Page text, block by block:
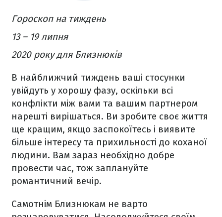
Гороскоп на тиждень
13 – 19 липня
2020 року для Близнюків
В найближчий тиждень ваші стосунки
увійдуть у хорошу фазу, оскільки всі
конфлікти між вами та вашим партнером
нарешті вирішаться. Ви зробите своє життя
ще кращим, якщо заспокоїтесь і виявите
більше інтересу та прихильності до коханої
людини. Вам зараз необхідно добре
провести час, тож заплануйте
романтичний вечір.
Самотнім Близнюкам не варто